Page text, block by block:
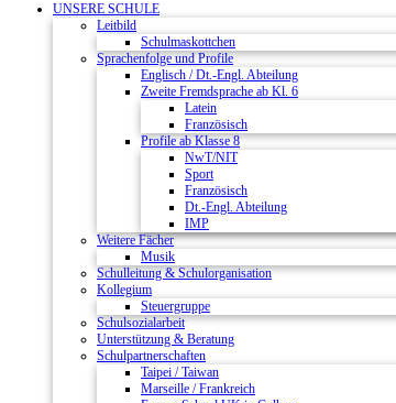
UNSERE SCHULE
Leitbild
Schulmaskottchen
Sprachenfolge und Profile
Englisch / Dt.-Engl. Abteilung
Zweite Fremdsprache ab Kl. 6
Latein
Französisch
Profile ab Klasse 8
NwT/NIT
Sport
Französisch
Dt.-Engl. Abteilung
IMP
Weitere Fächer
Musik
Schulleitung & Schulorganisation
Kollegium
Steuergruppe
Schulsozialarbeit
Unterstützung & Beratung
Schulpartnerschaften
Taipei / Taiwan
Marseille / Frankreich